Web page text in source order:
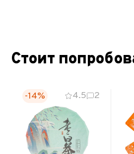
Стоит
-14% 4.5 2